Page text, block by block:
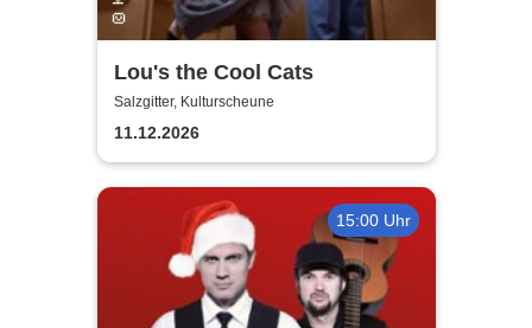
Lou's the Cool Cats
Salzgitter, Kulturscheune
11.12.2026
15:00 Uhr